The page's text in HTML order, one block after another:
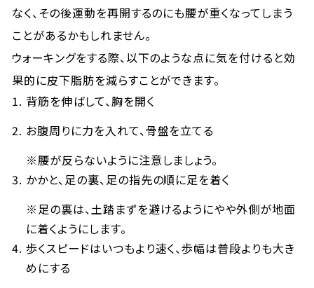
なく、その後運動を再開するのにも腰が重くなってしまう
ことがあるかもしれません。
ウォーキングをする際、以下のような点に気を付けると効
果的に皮下脂肪を減らすことができます。
背筋を伸ばして、胸を開く
お腹周りに力を入れて、骨盤を立てる
※腰が反らないように注意しましょう。
かかと、足の裏、足の指先の順に足を着く
※足の裏は、土踏まずを避けるようにやや外側が地面
に着くようにします。
歩くスピードはいつもより速く、歩幅は普段よりも大き
めにする